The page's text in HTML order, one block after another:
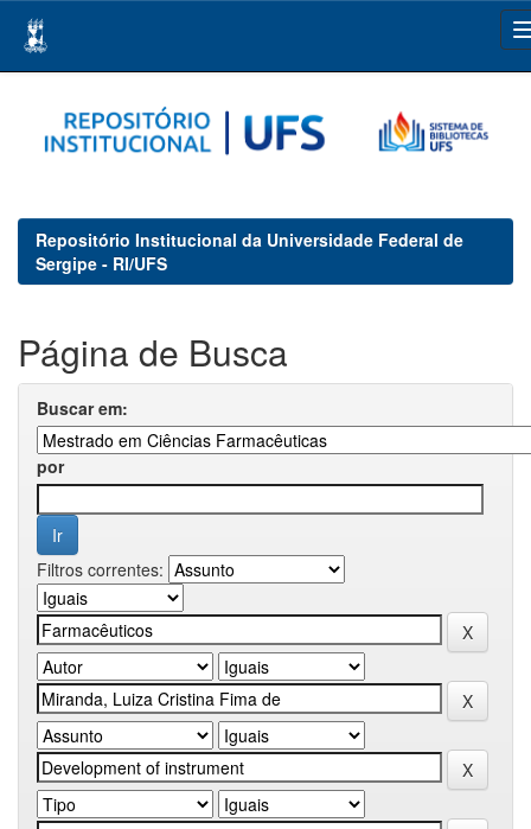
navigation
Repositório Institucional da Universidade Federal de
Sergipe - RI/UFS
Página de Busca
Buscar em:
por
Filtros correntes: